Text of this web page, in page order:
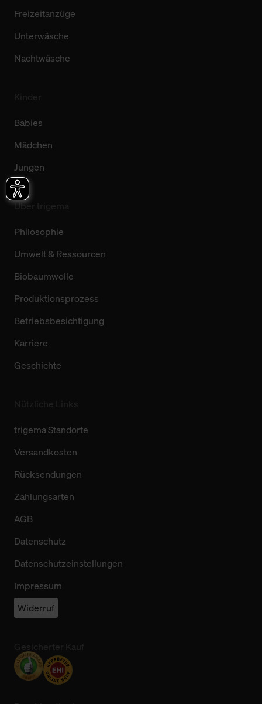
Freizeitanzüge
Unterwäsche
Nachtwäsche
Babies
Mädchen
Jungen
Über trigema
Philosophie
Umwelt & Ressourcen
Biobaumwolle
Produktionsprozess
Betriebsbesichtigung
Karriere
Geschichte
trigema Standorte
Versandkosten
Rücksendungen
Zahlungsarten
AGB
Datenschutz
Datenschutzeinstellungen
Impressum
Widerruf